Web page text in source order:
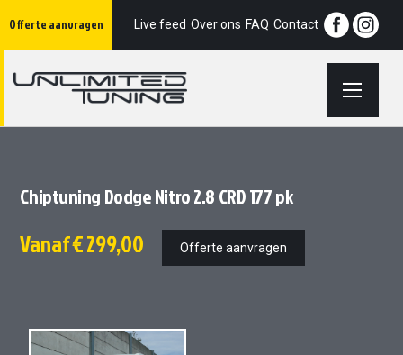
Offerte aanvragen
naarLive feed Over ons FAQ Contact
Chiptuning Dodge Nitro 2.8 CRD 177 pk
Vanaf€ 299,00 Offerte aanvragen
Ga
naar